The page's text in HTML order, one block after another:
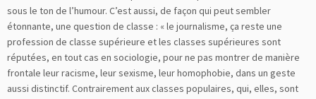
sous le ton de l’humour. C’est aussi, de façon qui peut sembler
étonnante, une question de classe : « le journalisme, ça reste une
profession de classe supérieure et les classes supérieures sont
réputées, en tout cas en sociologie, pour ne pas montrer de manière
frontale leur racisme, leur sexisme, leur homophobie, dans un geste
aussi distinctif. Contrairement aux classes populaires, qui, elles, sont